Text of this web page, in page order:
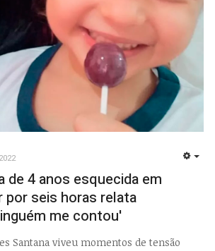
de 4 anos esquecida em
por seis horas relata
me contou'
Santana viveu momentos de tensão